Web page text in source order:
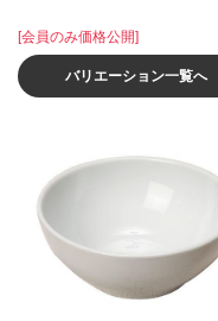
[会員のみ価格公開]
バリエーション一覧へ